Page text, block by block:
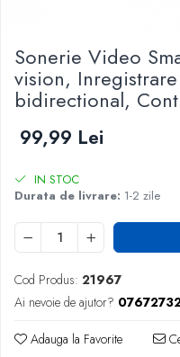
Sonerie Video
vision,
bidirectional,
99,99 Lei
IN STOC
Durata de livrare: 1-2 zile
Cod Produs: 21967
Ai nevoie de ajutor?
Adauga la Favorite